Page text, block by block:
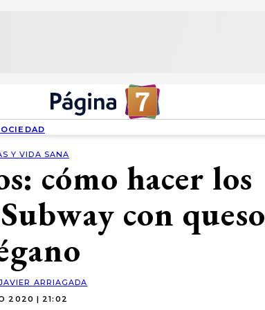
Y VIDA SANA
cómo hacer los
con queso
ARRIAGADA
2020 | 21:02